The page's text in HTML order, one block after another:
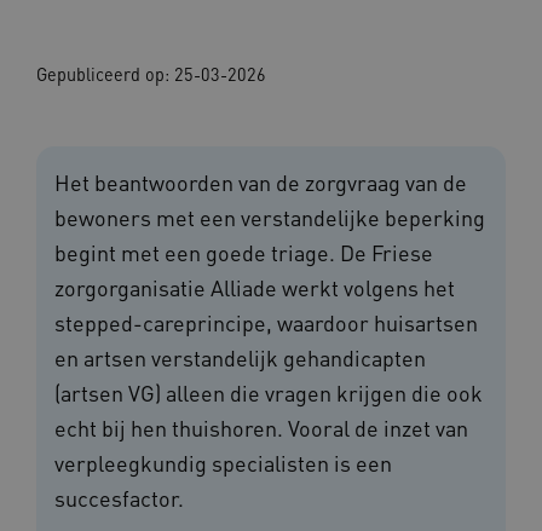
Gepubliceerd op: 25-03-2026
Het beantwoorden van de zorgvraag van de
bewoners met een verstandelijke beperking
begint met een goede triage. De Friese
zorgorganisatie Alliade werkt volgens het
stepped-careprincipe, waardoor huisartsen
en artsen verstandelijk gehandicapten
(artsen VG) alleen die vragen krijgen die ook
echt bij hen thuishoren. Vooral de inzet van
verpleegkundig specialisten is een
succesfactor.